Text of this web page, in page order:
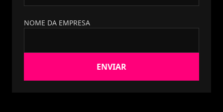
NOME DA EMPRESA
ENVIAR